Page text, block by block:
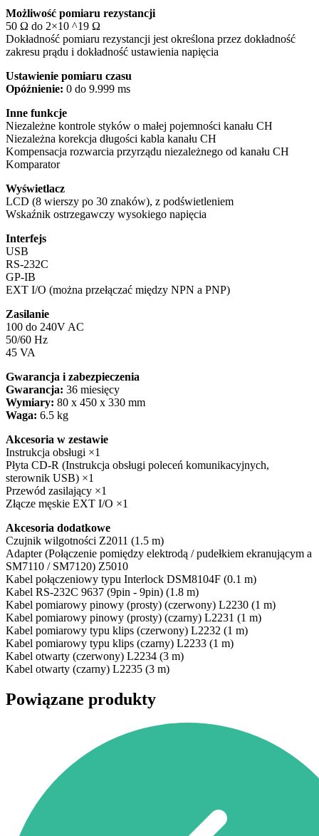
Możliwość pomiaru rezystancji
50 Ω do 2×10 ^19 Ω
Dokładność pomiaru rezystancji jest określona przez dokładność
zakresu prądu i dokładność ustawienia napięcia
Ustawienie pomiaru czasu
Opóźnienie: 0 do 9.999 ms
Inne funkcje
Niezależne kontrole styków o małej pojemności kanału CH
Niezależna korekcja długości kabla kanału CH
Kompensacja rozwarcia przyrządu niezależnego od kanału CH
Komparator
Wyświetlacz
LCD (8 wierszy po 30 znaków), z podświetleniem
Wskaźnik ostrzegawczy wysokiego napięcia
Interfejs
USB
RS-232C
GP-IB
EXT I/O (można przełączać między NPN a PNP)
Zasilanie
100 do 240V AC
50/60 Hz
45 VA
Gwarancja i zabezpieczenia
Gwarancja: 36 miesięcy
Wymiary: 80 x 450 x 330 mm
Waga: 6.5 kg
Akcesoria w zestawie
Instrukcja obsługi ×1
Płyta CD-R (Instrukcja obsługi poleceń komunikacyjnych,
sterownik USB) ×1
Przewód zasilający ×1
Złącze męskie EXT I/O ×1
Akcesoria dodatkowe
Czujnik wilgotności Z2011 (1.5 m)
Adapter (Połączenie pomiędzy elektrodą / pudełkiem ekranującym a
SM7110 / SM7120) Z5010
Kabel połączeniowy typu Interlock DSM8104F (0.1 m)
Kabel RS-232C 9637 (9pin - 9pin) (1.8 m)
Kabel pomiarowy pinowy (prosty) (czerwony) L2230 (1 m)
Kabel pomiarowy pinowy (prosty) (czarny) L2231 (1 m)
Kabel pomiarowy typu klips (czerwony) L2232 (1 m)
Kabel pomiarowy typu klips (czarny) L2233 (1 m)
Kabel otwarty (czerwony) L2234 (3 m)
Kabel otwarty (czarny) L2235 (3 m)
Powiązane produkty